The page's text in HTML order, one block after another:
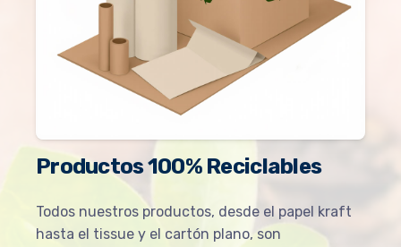
Productos 100% Reciclables
Todos nuestros productos, desde el papel kraft
hasta el tissue y el cartón plano, son